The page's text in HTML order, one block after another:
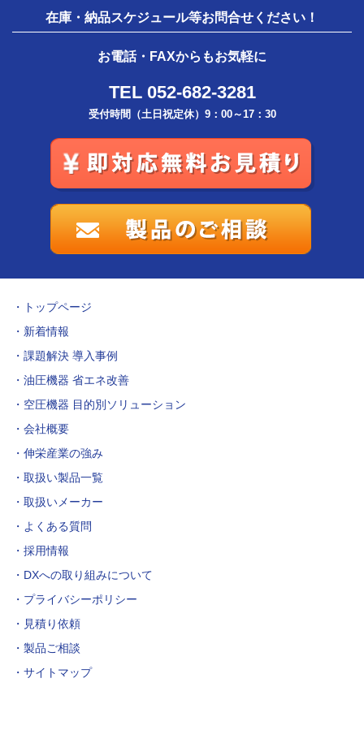
在庫・納品スケジュール等お問合せください！
お電話・FAXからもお気軽に
TEL 052-682-3281
受付時間（土日祝定休）9：00～17：30
トップページ
新着情報
課題解決 導入事例
油圧機器 省エネ改善
空圧機器 目的別ソリューション
会社概要
伸栄産業の強み
取扱い製品一覧
取扱いメーカー
よくある質問
採用情報
DXへの取り組みについて
プライバシーポリシー
見積り依頼
製品ご相談
サイトマップ